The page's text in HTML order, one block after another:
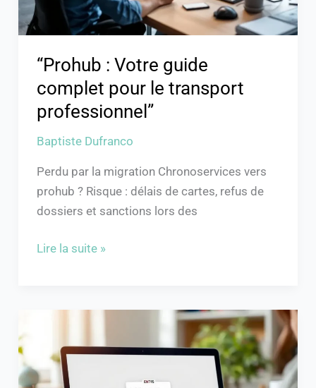
“Prohub : Votre guide
complet pour le transport
professionnel”
Baptiste Dufranco
Perdu par la migration Chronoservices vers
prohub ? Risque : délais de cartes, refus de
dossiers et sanctions lors des
professionnel”
Lire la suite »
votre